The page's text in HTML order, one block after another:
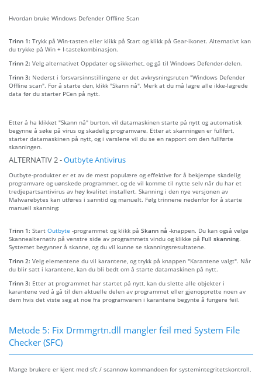
Hvordan bruke Windows Defender Offline Scan
Trinn 1: Trykk på Win-tasten eller klikk på Start og klikk på Gear-ikonet. Alternativt kan
du trykke på Win + I-tastekombinasjon.
Trinn 2: Velg alternativet Oppdater og sikkerhet, og gå til Windows Defender-delen.
Trinn 3: Nederst i forsvarsinnstillingene er det avkrysningsruten "Windows Defender
Offline scan". For å starte den, klikk "Skann nå". Merk at du må lagre alle ikke-lagrede
data før du starter PCen på nytt.
Etter å ha klikket "Skann nå" burton, vil datamaskinen starte på nytt og automatisk
begynne å søke på virus og skadelig programvare. Etter at skanningen er fullført,
starter datamaskinen på nytt, og i varslene vil du se en rapport om den fullførte
skanningen.
ALTERNATIV 2 -Outbyte Antivirus
Outbyte-produkter er et av de mest populære og effektive for å bekjempe skadelig
programvare og uønskede programmer, og de vil komme til nytte selv når du har et
tredjepartsantivirus av høy kvalitet installert. Skanning i den nye versjonen av
Malwarebytes kan utføres i sanntid og manuelt. Følg trinnene nedenfor for å starte
manuell skanning:
Trinn 1: Start Outbyte -programmet og klikk på Skann nå -knappen. Du kan også velge
Skannealternativ på venstre side av programmets vindu og klikke på Full skanning.
Systemet begynner å skanne, og du vil kunne se skanningsresultatene.
Trinn 2: Velg elementene du vil karantene, og trykk på knappen "Karantene valgt". Når
du blir satt i karantene, kan du bli bedt om å starte datamaskinen på nytt.
Trinn 3: Etter at programmet har startet på nytt, kan du slette alle objekter i
karantene ved å gå til den aktuelle delen av programmet eller gjenopprette noen av
dem hvis det viste seg at noe fra programvaren i karantene begynte å fungere feil.
Metode 5: Fix Drmmgrtn.dll mangler feil med System File
Checker (SFC)
Mange brukere er kjent med sfc / scannow kommandoen for systemintegritetskontroll,